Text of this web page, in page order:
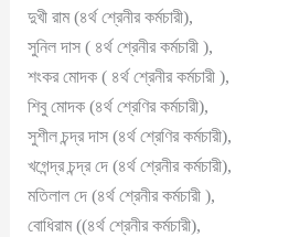
দুখী রাম (৪র্থ শ্রেনীর কর্মচারী),
সুনিল দাস ( ৪র্থ শ্রেনীর কর্মচারী ),
শংকর মোদক ( ৪র্থ শ্রেনীর কর্মচারী ),
শিবু মোদক (৪র্থ শ্রেণির কর্মচারী),
সুশীল চন্দ্র দাস (৪র্থ শ্রেণির কর্মচারী),
খগেন্দ্র চন্দ্র দে (৪র্থ শ্রেনীর কর্মচারী),
মতিলাল দে (৪র্থ শ্রেনীর কর্মচারী ),
বোধিরাম ((৪র্থ শ্রেনীর কর্মচারী),